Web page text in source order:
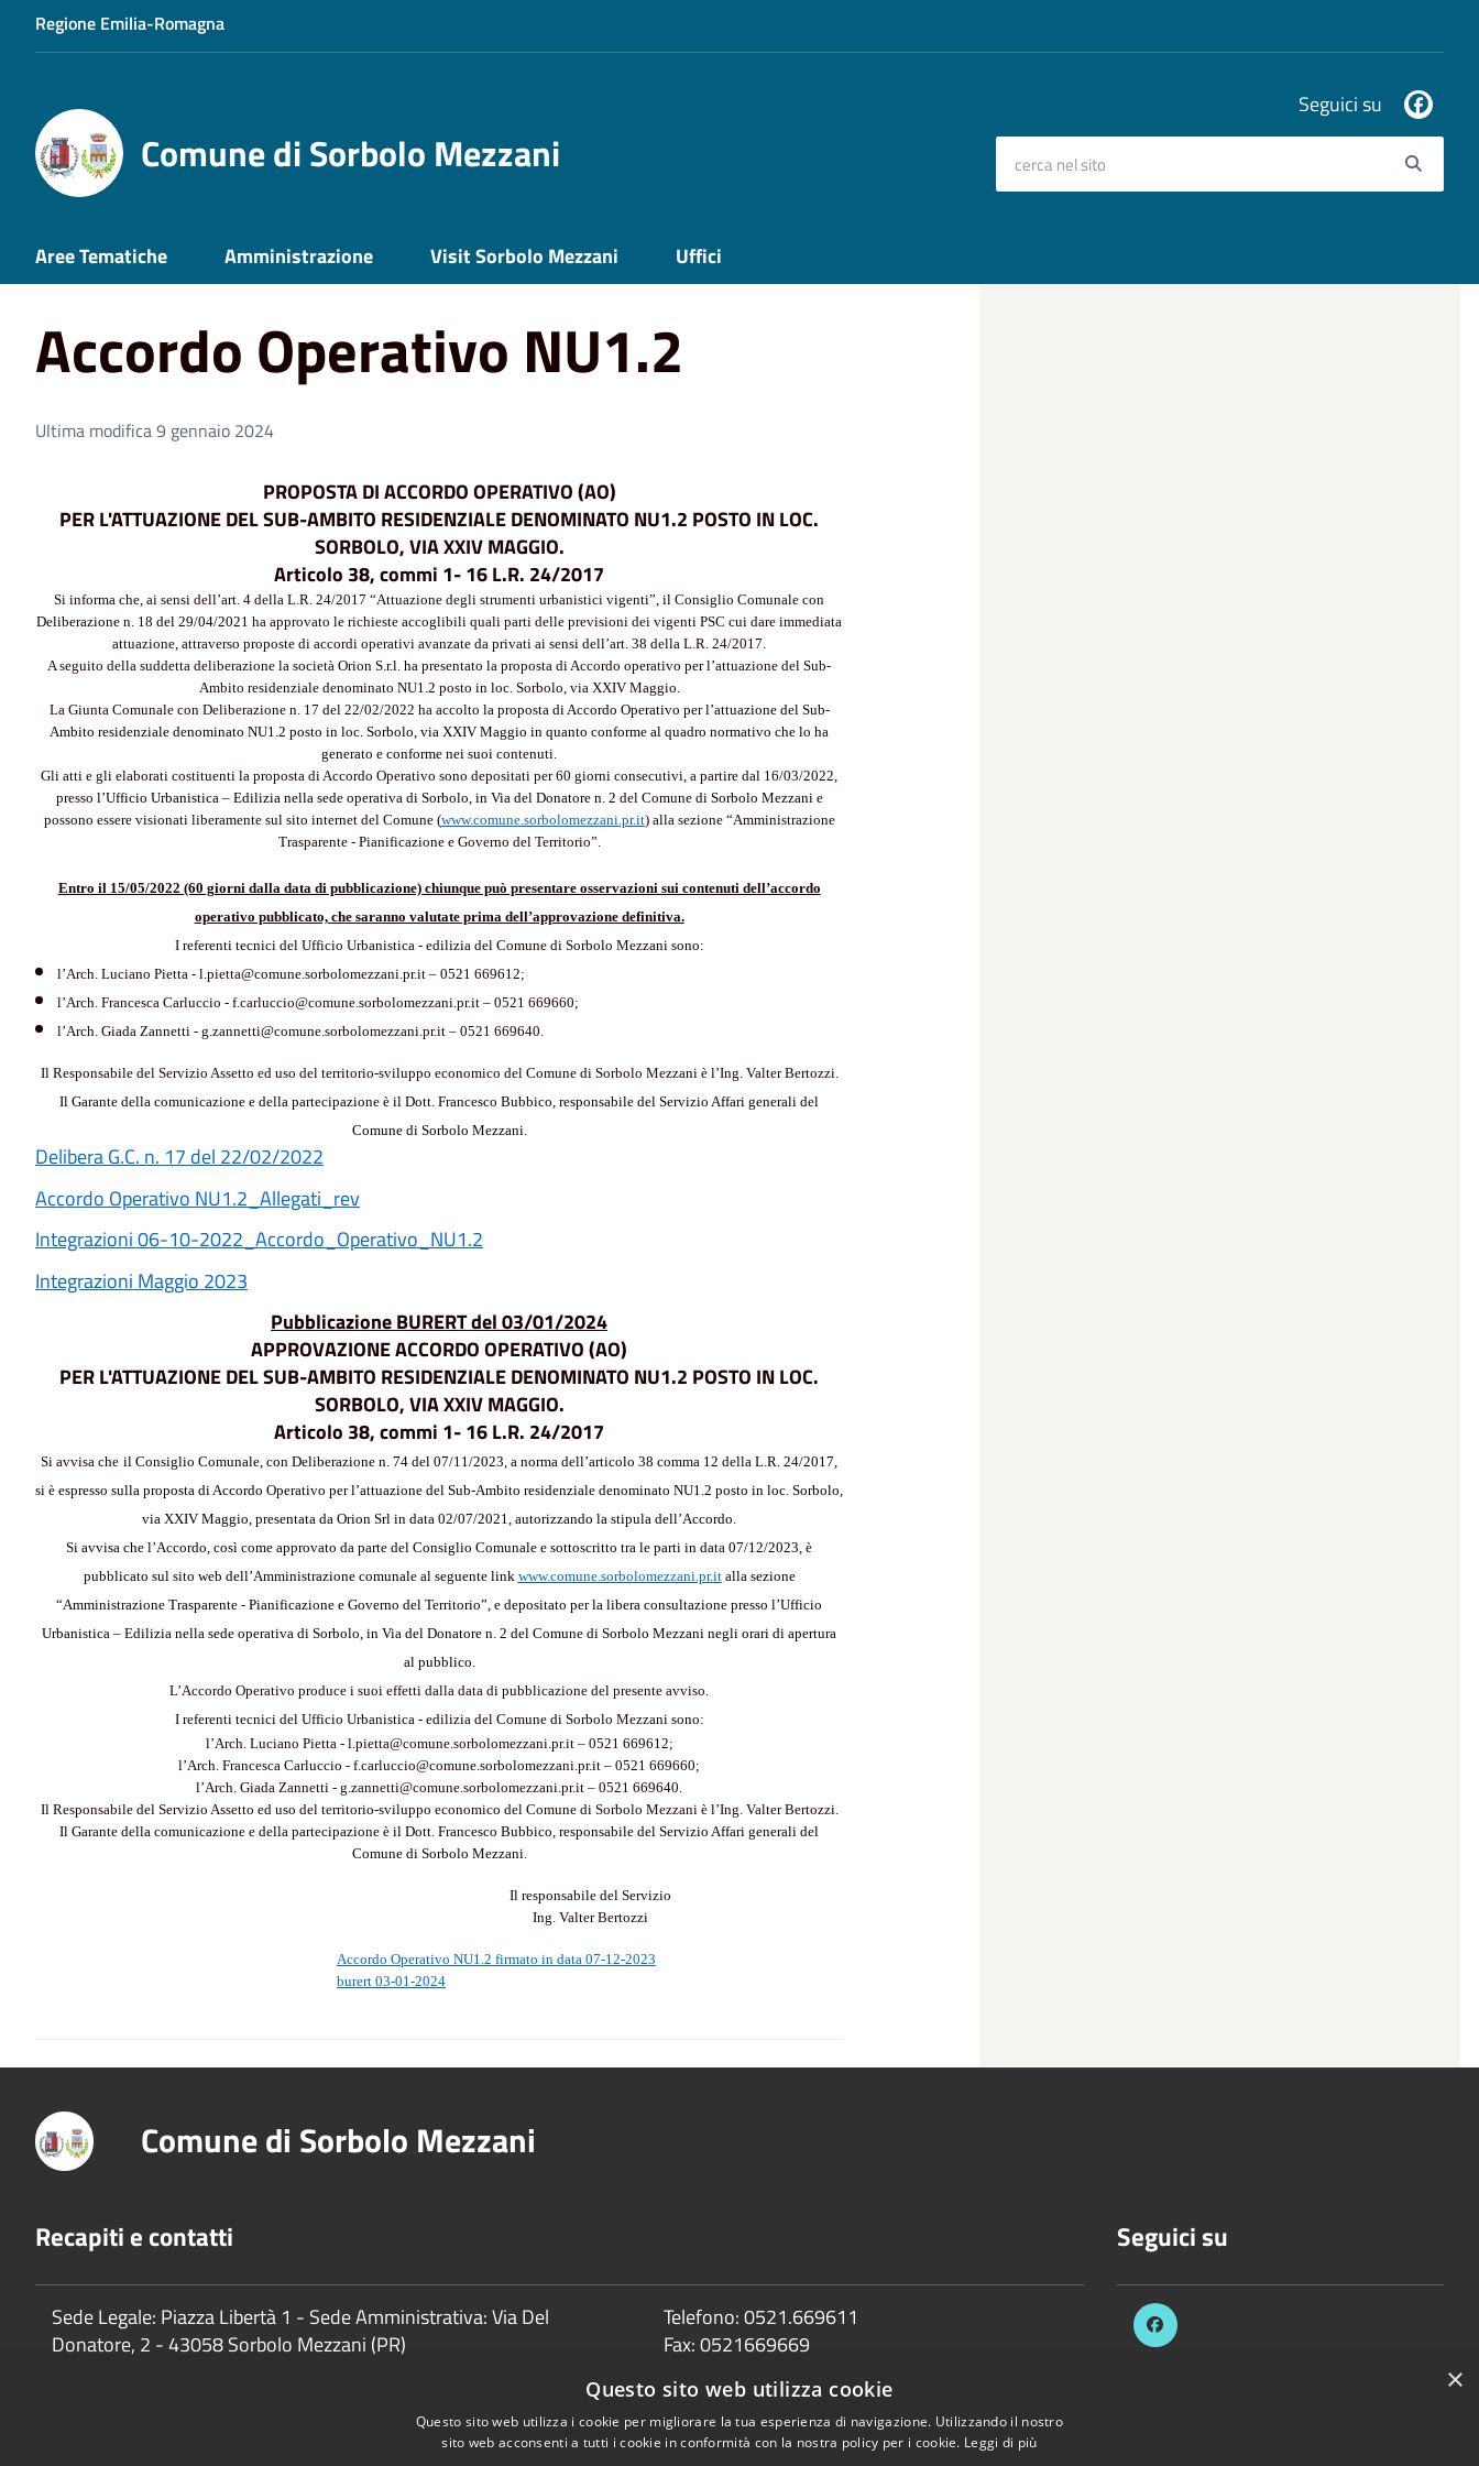
Regione Emilia-Romagna
Comune di Sorbolo Mezzani
Seguici su
Aree Tematiche Amministrazione Visit Sorbolo Mezzani Uffici
Home Accordo Operativo NU1.2
Accordo Operativo NU1.2
Ultima modifica 9 gennaio 2024
PROPOSTA DI ACCORDO OPERATIVO (AO)
PER L'ATTUAZIONE DEL SUB-AMBITO RESIDENZIALE DENOMINATO NU1.2 POSTO IN LOC.
SORBOLO, VIA XXIV MAGGIO.
Articolo 38, commi 1- 16 L.R. 24/2017
Si informa che, ai sensi dell’art. 4 della L.R. 24/2017 “Attuazione degli strumenti urbanistici vigenti”, il Consiglio Comunale con
Deliberazione n. 18 del 29/04/2021 ha approvato le richieste accoglibili quali parti delle previsioni dei vigenti PSC cui dare immediata
attuazione, attraverso proposte di accordi operativi avanzate da privati ai sensi dell’art. 38 della L.R. 24/2017.
A seguito della suddetta deliberazione la società Orion S.r.l. ha presentato la proposta di Accordo operativo per l’attuazione del Sub-
Ambito residenziale denominato NU1.2 posto in loc. Sorbolo, via XXIV Maggio.
La Giunta Comunale con Deliberazione n. 17 del 22/02/2022 ha accolto la proposta di Accordo Operativo per l’attuazione del Sub-
Ambito residenziale denominato NU1.2 posto in loc. Sorbolo, via XXIV Maggio in quanto conforme al quadro normativo che lo ha
generato e conforme nei suoicontenuti.
Gli atti e gli elaborati costituenti la proposta di Accordo Operativo sono depositati per 60 giorni consecutivi, a partire dal 16/03/2022,
presso l’Ufficio Urbanistica – Edilizia nella sede operativa di Sorbolo, in Via del Donatore n. 2 del Comune di Sorbolo Mezzani e
possono essere visionati liberamente sul sito internet del Comune (www.comune.sorbolomezzani.pr.it) alla sezione “Amministrazione
Trasparente - Pianificazione e Governo del Territorio”.
Entro il 15/05/2022 (60 giorni dalla data di pubblicazione) chiunque può presentare osservazioni sui contenuti dell’accordo
operativo pubblicato, che saranno valutate prima dell’approvazione definitiva.
I referenti tecnici del Ufficio Urbanistica - edilizia del Comune di Sorbolo Mezzani sono:
l’Arch. Luciano Pietta - l.pietta@comune.sorbolomezzani.pr.it – 0521 669612;
l’Arch. Francesca Carluccio - f.carluccio@comune.sorbolomezzani.pr.it – 0521 669660;
l’Arch. Giada Zannetti - g.zannetti@comune.sorbolomezzani.pr.it – 0521 669640.
Il Responsabile del Servizio Assetto ed uso del territorio-sviluppo economico del Comune di Sorbolo Mezzani è l’Ing. Valter Bertozzi.
Il Garante della comunicazione e della partecipazioneè il Dott. Francesco Bubbico, responsabile del Servizio Affari generali del
Comune di Sorbolo Mezzani.
Delibera G.C. n. 17 del 22/02/2022
Accordo Operativo NU1.2_Allegati_rev
Integrazioni 06-10-2022_Accordo_Operativo_NU1.2
Integrazioni Maggio 2023
Pubblicazione BURERT del 03/01/2024
APPROVAZIONE ACCORDO OPERATIVO (AO)
PER L'ATTUAZIONE DEL SUB-AMBITO RESIDENZIALE DENOMINATO NU1.2 POSTO IN LOC.
SORBOLO, VIA XXIV MAGGIO.
Articolo 38, commi 1- 16 L.R. 24/2017
Si avvisa che il Consiglio Comunale, con Deliberazione n. 74 del 07/11/2023, a norma dell’articolo 38 comma 12 della L.R. 24/2017,
si è espresso sulla propostadiAccordo Operativo per l’attuazione del Sub-Ambito residenziale denominato NU1.2 posto in loc. Sorbolo,
via XXIV Maggio, presentata da Orion Srl in data 02/07/2021, autorizzando la stipula dell’Accordo.
Si avvisa che l’Accordo, così come approvato da parte del Consiglio Comunale e sottoscritto tra le parti in data 07/12/2023, è
pubblicato sul sito web dell’Amministrazione comunale al seguente link www.comune.sorbolomezzani.pr.italla sezione
“Amministrazione Trasparente - Pianificazione e Governo del Territorio”, e depositato per la libera consultazione presso l’Ufficio
Urbanistica – Edilizia nella sede operativa di Sorbolo, in Via del Donatore n. 2 del Comune di Sorbolo Mezzani negli orari di apertura
al pubblico.
L’Accordo Operativo produce i suoi effetti dalla data di pubblicazione del presente avviso.
I referenti tecnici del Ufficio Urbanistica - edilizia del Comune di Sorbolo Mezzani sono:
l’Arch. Luciano Pietta - l.pietta@comune.sorbolomezzani.pr.it – 0521 669612;
l’Arch. Francesca Carluccio - f.carluccio@comune.sorbolomezzani.pr.it – 0521 669660;
l’Arch. Giada Zannetti - g.zannetti@comune.sorbolomezzani.pr.it – 0521 669640.
Il Responsabile del Servizio Assetto ed uso del territorio-sviluppo economico del Comune di Sorbolo Mezzani è l’Ing. Valter Bertozzi.
Il Garante della comunicazione e della partecipazioneè il Dott. Francesco Bubbico, responsabile del Servizio Affari generali del
Comune di Sorbolo Mezzani.
Il responsabile del Servizio
Ing. Valter Bertozzi
Accordo Operativo NU1.2 firmato in data 07-12-2023
burert 03-01-2024
Comune di Sorbolo Mezzani
Recapiti e contatti
Sede Legale: Piazza Libertà 1 - Sede Amministrativa: Via Del
Donatore, 2 - 43058 Sorbolo Mezzani (PR)
Telefono:0521.669611
Fax:0521669669
Pec:
protocollo@postacert.comune.sorbolomezzani.pr.it
Seguici su
×
Questo sito web utilizza cookie
Questo sito web utilizza i cookie per migliorare la tua esperienza di navigazione. Utilizzando il nostro
sito web acconsenti a tutti i cookie in conformità con la nostra policy per i cookie. Leggi di più